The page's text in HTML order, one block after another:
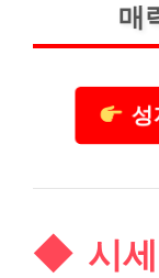
매
성
시